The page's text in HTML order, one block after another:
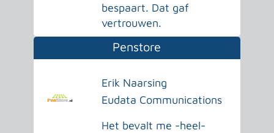
bespaart. Dat gaf
vertrouwen.
Penstore
Erik Naarsing
Eudata Communications
Het bevalt me -heel-